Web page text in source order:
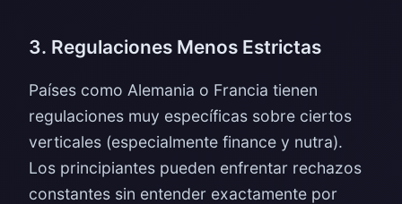
3. Regulaciones Menos Estrictas
Países como Alemania o Francia tienen
regulaciones muy específicas sobre ciertos
verticales (especialmente finance y nutra).
Los principiantes pueden enfrentar rechazos
constantes sin entender exactamente por